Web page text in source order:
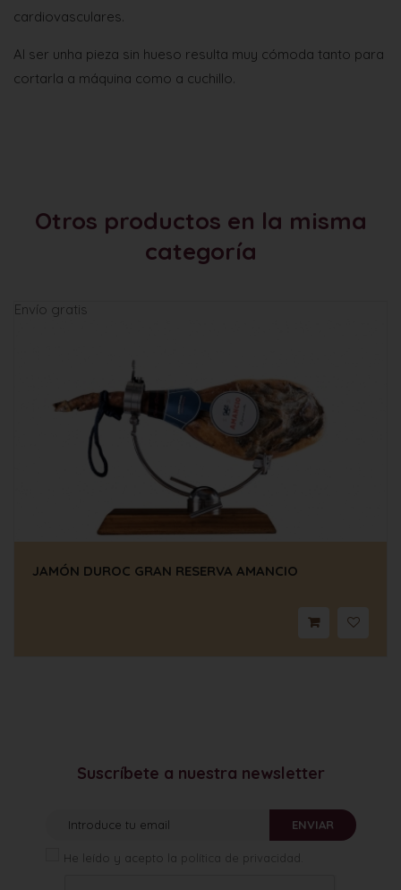
cardiovasculares.
Al ser unha pieza sin hueso resulta muy cómoda tanto para
cortarla a máquina como a cuchillo.
Otros productos en la misma
categoría
Envío gratis
JAMÓN DUROC GRAN RESERVA AMANCIO
Suscríbete a nuestra newsletter
ENVIAR
He leído y acepto la política de privacidad